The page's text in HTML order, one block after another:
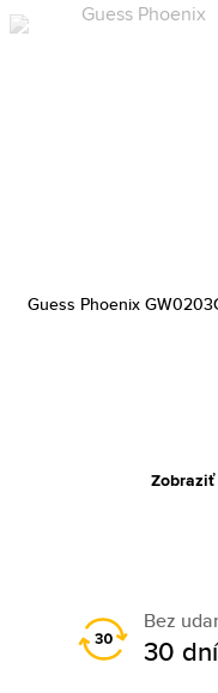
Guess Phoenix
Bez
30